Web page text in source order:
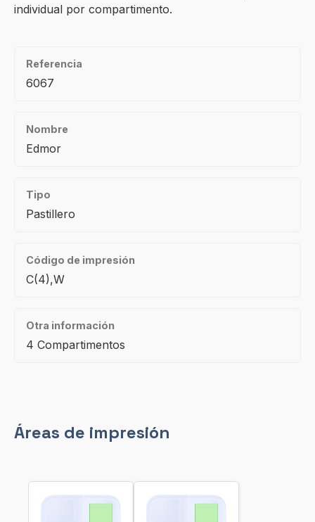
individual por compartimento.
Referencia
6067
Nombre
Edmor
Tipo
Pastillero
Código de impresión
C(4),W
Otra información
4 Compartimentos
Áreas de impresión